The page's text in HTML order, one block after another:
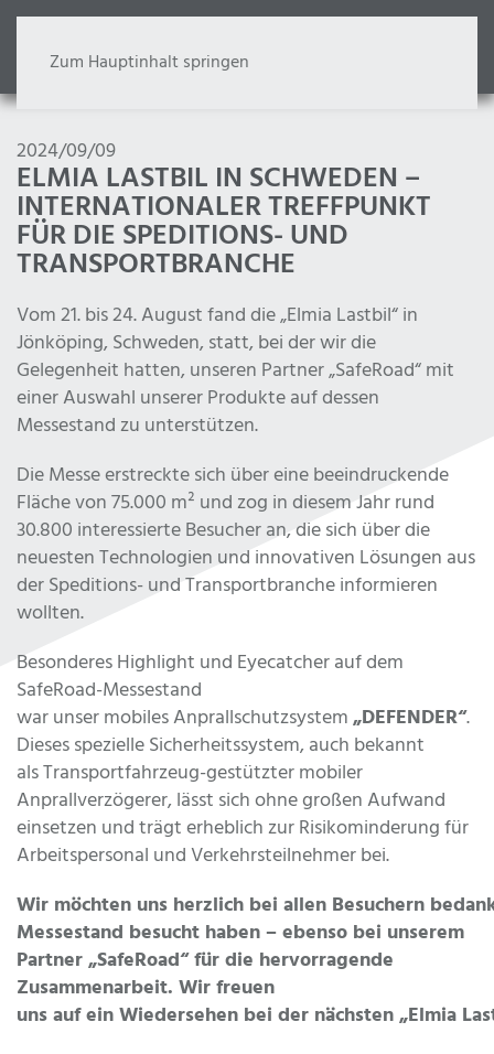
Zum Hauptinhalt springen
2024/09/09
ELMIA LASTBIL IN SCHWEDEN –
INTERNATIONALER TREFFPUNKT
FÜR DIE SPEDITIONS- UND
TRANSPORTBRANCHE
Vom 21. bis 24. August fand die „Elmia Lastbil“ in
Jönköping, Schweden, statt, bei der wir die
Gelegenheit hatten, unseren Partner „SafeRoad“ mit
einer Auswahl unserer Produkte auf dessen
Messestand zu unterstützen.
Die Messe erstreckte sich über eine beeindruckende
Fläche von 75.000 m² und zog in diesem Jahr rund
30.800 interessierte Besucher an, die sich über die
neuesten Technologien und innovativen Lösungen aus
der Speditions- und Transportbranche informieren
wollten.
Besonderes Highlight und Eyecatcher auf dem
SafeRoad-Messestand
war unser mobiles Anprallschutzsystem„DEFENDER“.
Dieses spezielle Sicherheitssystem, auch bekannt
als Transportfahrzeug-gestützter mobiler
Anprallverzögerer, lässt sich ohne großen Aufwand
einsetzen und trägt erheblich zur Risikominderung für
Arbeitspersonal und Verkehrsteilnehmer bei.
Wir möchten uns herzlich bei allen Besuchern
Messestand besucht haben – ebenso bei unserem
Partner „SafeRoad“ für die hervorragende
Zusammenarbeit. Wir freuen
uns auf ein Wiedersehen bei der nächsten „Elmia